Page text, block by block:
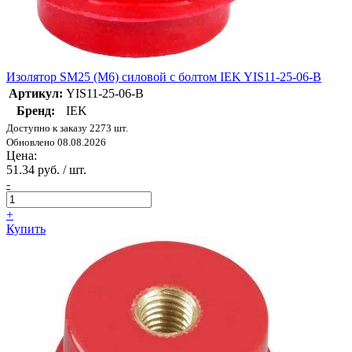
Изолятор SM25 (М6) силовой с болтом IEK YIS11-25-06-B
Артикул: YIS11-25-06-B
Бренд:
IEK
Доступно к заказу 2273 шт.
Обновлено 08.08.2026
Цена:
51.34 руб. / шт.
-
+
Купить